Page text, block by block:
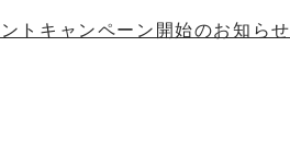
トキャンペーン開始のお知らせ